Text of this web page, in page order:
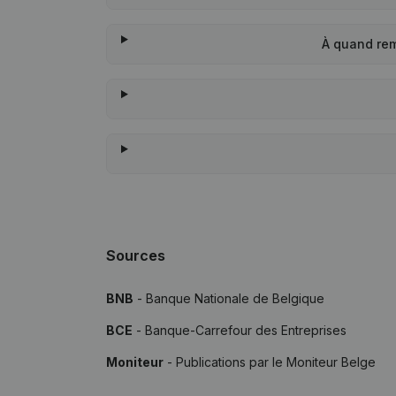
À quand
Sources
BNB - Banque Nationale de Belgique
BCE - Banque-Carrefour des Entreprises
Moniteur - Publications par le Moniteur Belge